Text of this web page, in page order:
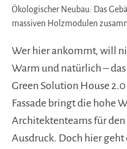
Ökologischer Neubau: Das
massiven Holzmodulen
Wer hier ankommt, will
Warm und natürlich ­–
Green Solution House
Fassade bringt die hohe
Architektenteams für
Ausdruck. Doch hier